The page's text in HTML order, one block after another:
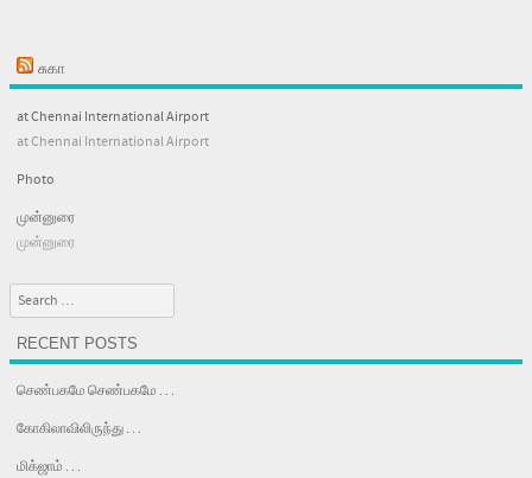
சுகா
at Chennai International Airport
at Chennai International Airport
Photo
முன்னுரை
முன்னுரை
Search
RECENT POSTS
செண்பகமே செண்பகமே . . .
கோகிலாவிலிருந்து . . .
மிக்ஜாம் . . .